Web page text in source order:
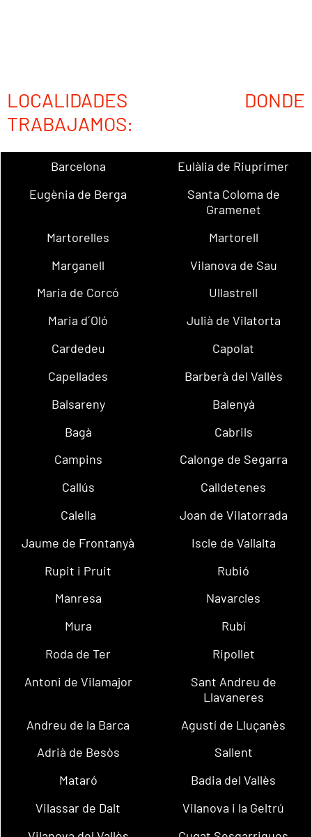
LOCALIDADES DONDE
TRABAJAMOS:
Barcelona
Eulàlia de Riuprimer
Eugènia de Berga
Santa Coloma de
Gramenet
Martorelles
Martorell
Marganell
Vilanova de Sau
Maria de Corcó
Ullastrell
Maria d´Oló
Julià de Vilatorta
Cardedeu
Capolat
Capellades
Barberà del Vallès
Balsareny
Balenyà
Bagà
Cabrils
Campins
Calonge de Segarra
Callús
Calldetenes
Calella
Joan de Vilatorrada
Jaume de Frontanyà
Iscle de Vallalta
Rupit i Pruit
Rubió
Manresa
Navarcles
Mura
Rubí
Roda de Ter
Ripollet
Antoni de Vilamajor
Sant Andreu de
Llavaneres
Andreu de la Barca
Agustí de Lluçanès
Adrià de Besòs
Sallent
Mataró
Badia del Vallès
Vilassar de Dalt
Vilanova i la Geltrú